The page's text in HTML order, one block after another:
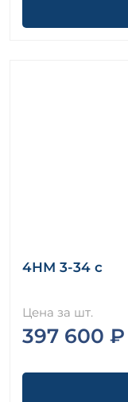
4НМ 3-34 с
Цена за шт.
397 600 ₽